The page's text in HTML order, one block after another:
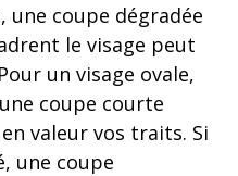
une coupe dégradée
le visage peut
un visage ovale,
coupe courte
valeur vos traits. Si
une coupe